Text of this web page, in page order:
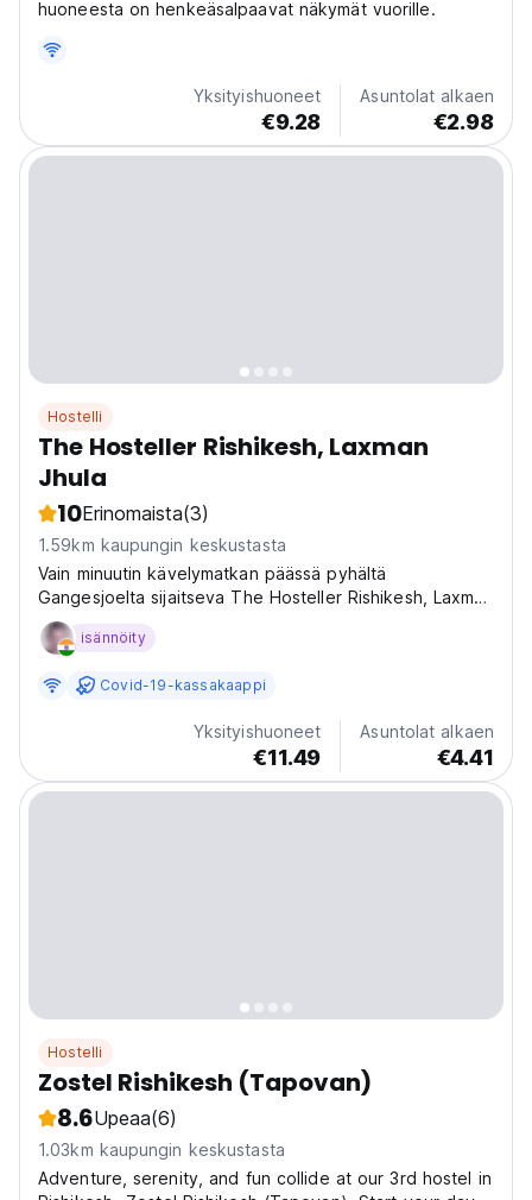
huoneesta on henkeäsalpaavat näkymät vuorille.
Yksityishuoneet
€9.28
Asuntolat alkaen
€2.98
Hostelli
The Hosteller Rishikesh, Laxman
Jhula
10Erinomaista(3)
1.59km kaupungin keskustasta
Vain minuutin kävelymatkan päässä pyhältä
Gangesjoelta sijaitseva The Hosteller Rishikesh, Laxman
Jhula on täydellinen henkinen pakopaikkasi joogan
pääkaupungissa. Tilavat asuntolamme ja
ennennäkemättömällä...
isännöity
Covid-19-kassakaappi
Yksityishuoneet
€11.49
Asuntolat alkaen
€4.41
Hostelli
Zostel Rishikesh (Tapovan)
8.6Upeaa(6)
1.03km kaupungin keskustasta
Adventure, serenity, and fun collide at our 3rd hostel in